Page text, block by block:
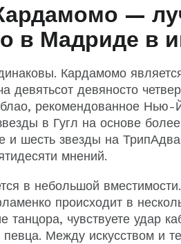
—
в Мадриде в
Кардамомо
девятьсот девяносто
рекомендованное Нью-
в Гугл на основе
и шесть звезды на
мнений.
в небольшой
происходит в
танцора, чувствуете удар
Между искусством и